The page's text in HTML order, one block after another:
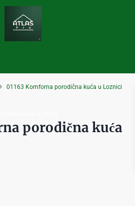
01163 Komforna porodična kuća u Loznici
porodična kuća